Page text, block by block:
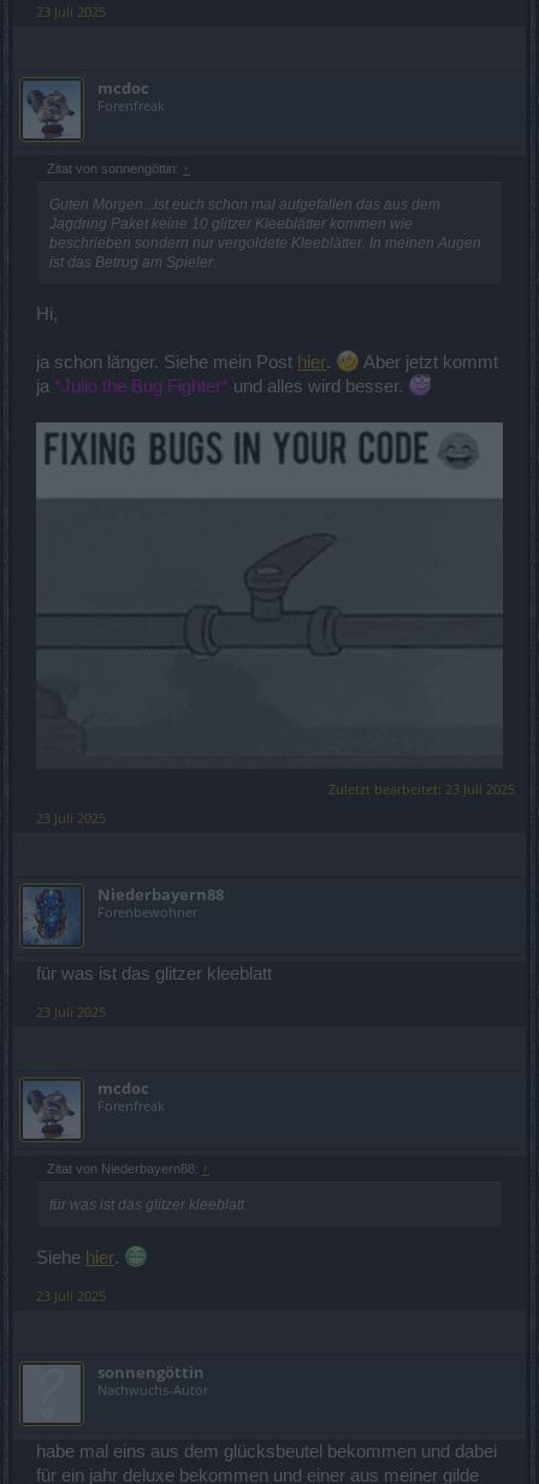
23 Juli 2025
mcdoc
Forenfreak
Zitat von sonnengöttin: ↑
Guten Morgen...ist euch schon mal aufgefallen das aus dem
Jagdring Paket keine 10 glitzer Kleeblätter kommen wie
beschrieben sondern nur vergoldete Kleeblätter. In meinen Augen
ist das Betrug am Spieler.
Hi,
ja schon länger. Siehe mein Post hier.
Aber jetzt kommt
ja *Julio the Bug Fighter* und alles wird besser.
Zuletzt bearbeitet: 23 Juli 2025
23 Juli 2025
Niederbayern88
Forenbewohner
für was ist das glitzer kleeblatt
23 Juli 2025
mcdoc
Forenfreak
Zitat von Niederbayern88: ↑
für was ist das glitzer kleeblatt
Siehe hier.
23 Juli 2025
sonnengöttin
Nachwuchs-Autor
habe mal eins aus dem glücksbeutel bekommen und dabei
für ein jahr deluxe bekommen und einer aus meiner gilde